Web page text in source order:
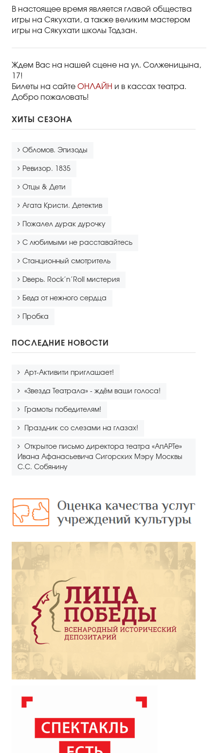
В настоящее время является главой общества
игры на Сякухати, а также великим мастером
игры на Сякухати школы Тодзан.
Ждем Вас на нашей сцене на ул. Солженицына,
17!
Билеты на сайте ОНЛАЙН и в кассах театра.
Добро пожаловать!
ХИТЫ СЕЗОНА
Обломов. Эпизоды
Ревизор. 1835
Отцы & Дети
Агата Кристи. Детектив
Пожалел дурак дурочку
С любимыми не расставайтесь
Станционный смотритель
Dверь. Rock’n’Roll мистерия
Беда от нежного сердца
Пробка
ПОСЛЕДНИЕ НОВОСТИ
Арт-Активити приглашает!
«Звезда Театрала» - ждём ваши голоса!
Грамоты победителям!
Праздник со слезами на глазах!
Открытое письмо директора театра «АпАРТе»
Ивана Афанасьевича Сигорских Мэру Москвы
С.С. Собянину